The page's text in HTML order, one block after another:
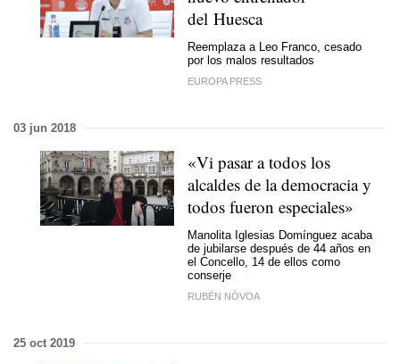
del Huesca
Reemplaza a Leo Franco, cesado
por los malos resultados
EUROPA PRESS
03 jun 2018
«Vi pasar a todos los
alcaldes de la democracia y
todos fueron especiales»
Manolita Iglesias Domínguez acaba
de jubilarse después de 44 años en
el Concello, 14 de ellos como
conserje
RUBÉN NÓVOA
25 oct 2019